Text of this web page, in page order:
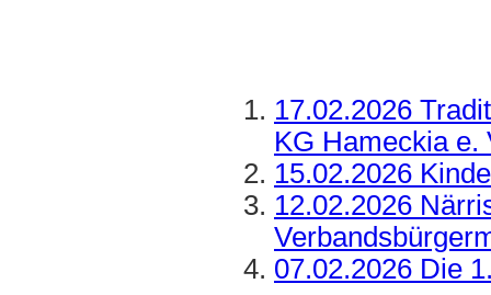
17.02.2026
KG Hameckia e.
15.02.2026
12.02.2026
07.02.2026 Die